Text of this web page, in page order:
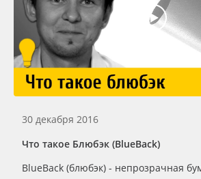
30 декабря 2016
Что такое Блюбэк (BlueBack)
BlueBack (блюбэк) - непрозрачная